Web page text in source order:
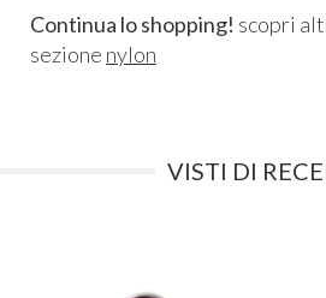
Continua lo shopping! scopri
sezione nylon
VISTI DI